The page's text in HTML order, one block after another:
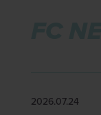
2026.07.24